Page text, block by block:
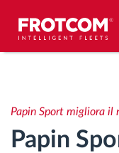
Analisi dello
Papin Sport migliora il
Papin